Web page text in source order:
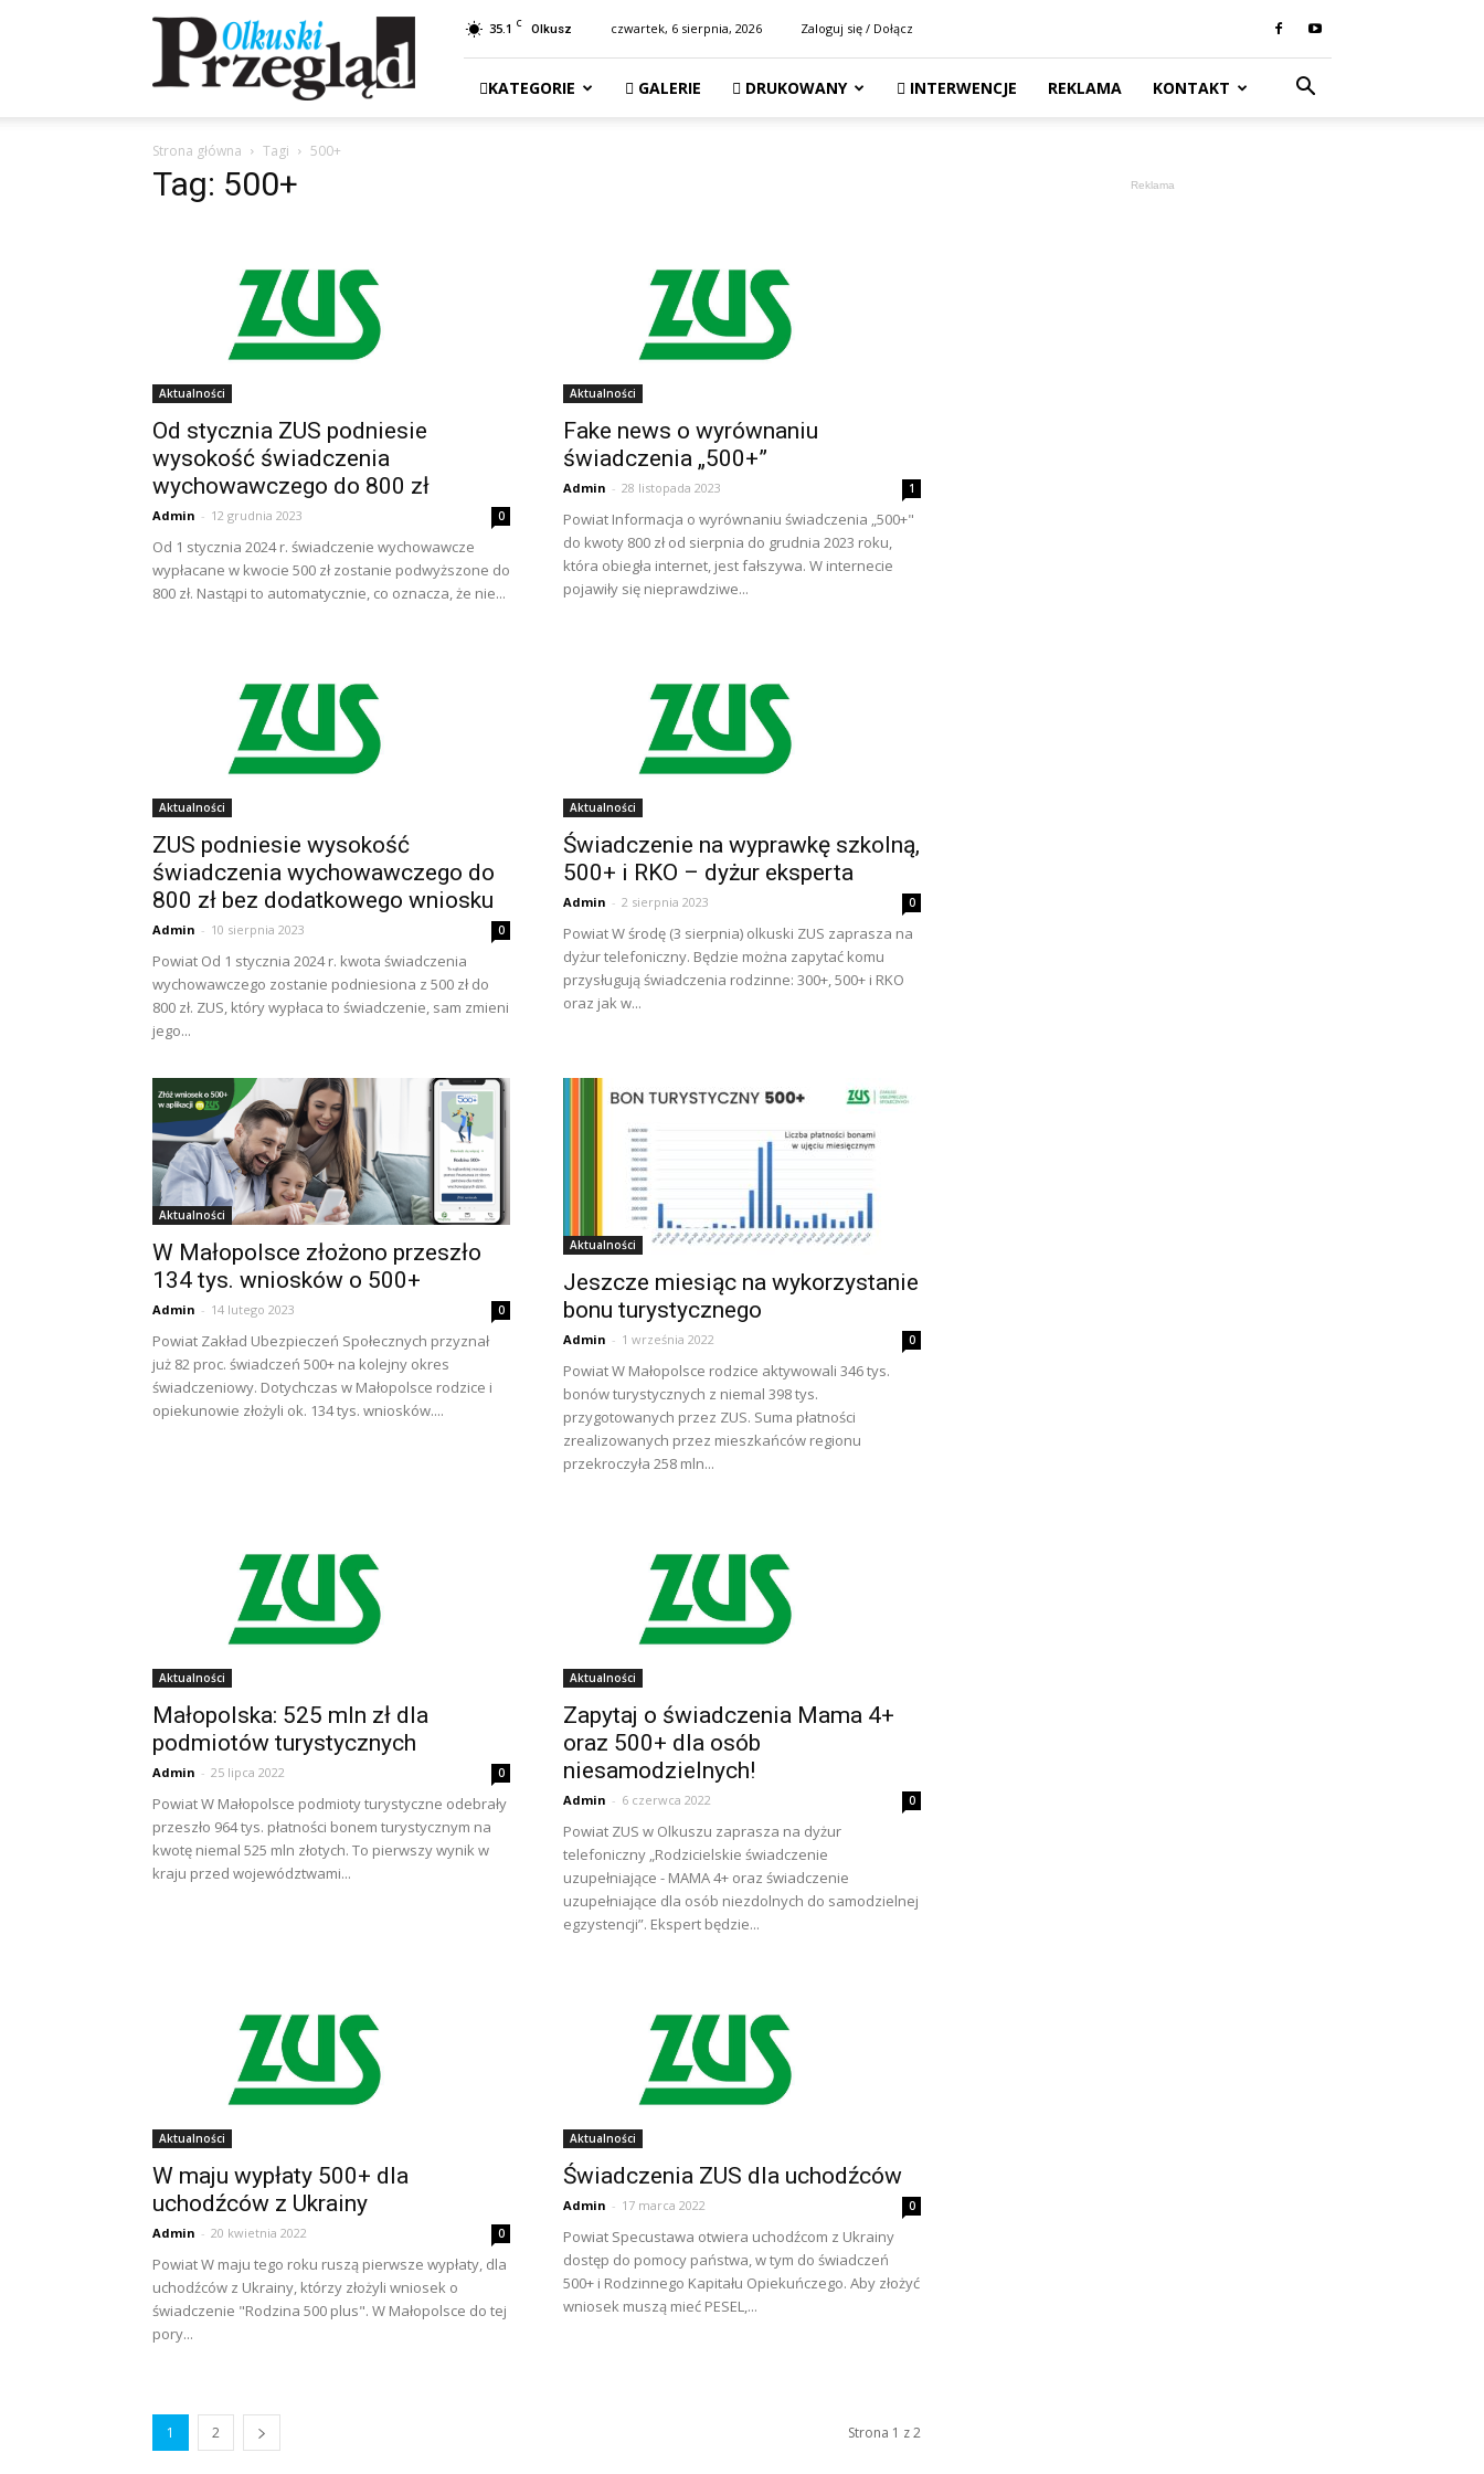
Przegląd
Olkuski
35.1 C Olkusz czwartek, 6 sierpnia, 2026 Zaloguj się / Dołącz
KATEGORIE GALERIE DRUKOWANY INTERWENCJE REKLAMA KONTAKT
Strona główna Tagi 500+
Tag: 500+
Aktualności
Od stycznia ZUS podniesie
wysokość świadczenia
wychowawczego do 800 zł
Admin - 12 grudnia 2023 0
Od 1 stycznia 2024 r. świadczenie wychowawcze
wypłacane w kwocie 500 zł zostanie podwyższone do
800 zł. Nastąpi to automatycznie, co oznacza, że nie...
Aktualności
Fake news o wyrównaniu
świadczenia „500+”
Admin - 28 listopada 2023 1
Powiat Informacja o wyrównaniu świadczenia „500+"
do kwoty 800 zł od sierpnia do grudnia 2023 roku,
która obiegła internet, jest fałszywa. W internecie
pojawiły się nieprawdziwe...
Aktualności
ZUS podniesie wysokość
świadczenia wychowawczego do
800 zł bez dodatkowego wniosku
Admin - 10 sierpnia 2023 0
Powiat Od 1 stycznia 2024 r. kwota świadczenia
wychowawczego zostanie podniesiona z 500 zł do
800 zł. ZUS, który wypłaca to świadczenie, sam zmieni
jego...
Aktualności
Świadczenie na wyprawkę szkolną,
500+ i RKO – dyżur eksperta
Admin - 2 sierpnia 2023 0
Powiat W środę (3 sierpnia) olkuski ZUS zaprasza na
dyżur telefoniczny. Będzie można zapytać komu
przysługują świadczenia rodzinne: 300+, 500+ i RKO
oraz jak w...
Aktualności
W Małopolsce złożono przeszło
134 tys. wniosków o 500+
Admin - 14 lutego 2023 0
Powiat Zakład Ubezpieczeń Społecznych przyznał
już 82 proc. świadczeń 500+ na kolejny okres
świadczeniowy. Dotychczas w Małopolsce rodzice i
opiekunowie złożyli ok. 134 tys. wniosków....
Aktualności
Jeszcze miesiąc na wykorzystanie
bonu turystycznego
Admin - 1 września 2022 0
Powiat W Małopolsce rodzice aktywowali 346 tys.
bonów turystycznych z niemal 398 tys.
przygotowanych przez ZUS. Suma płatności
zrealizowanych przez mieszkańców regionu
przekroczyła 258 mln...
Aktualności
Małopolska: 525 mln zł dla
podmiotów turystycznych
Admin - 25 lipca 2022 0
Powiat W Małopolsce podmioty turystyczne odebrały
przeszło 964 tys. płatności bonem turystycznym na
kwotę niemal 525 mln złotych. To pierwszy wynik w
kraju przed województwami...
Aktualności
Zapytaj o świadczenia Mama 4+
oraz 500+ dla osób
niesamodzielnych!
Admin - 6 czerwca 2022 0
Powiat ZUS w Olkuszu zaprasza na dyżur
telefoniczny „Rodzicielskie świadczenie
uzupełniające - MAMA 4+ oraz świadczenie
uzupełniające dla osób niezdolnych do samodzielnej
egzystencji”. Ekspert będzie...
Aktualności
W maju wypłaty 500+ dla
uchodźców z Ukrainy
Admin - 20 kwietnia 2022 0
Powiat W maju tego roku ruszą pierwsze wypłaty, dla
uchodźców z Ukrainy, którzy złożyli wniosek o
świadczenie "Rodzina 500 plus". W Małopolsce do tej
pory...
Aktualności
Świadczenia ZUS dla uchodźców
Admin - 17 marca 2022 0
Powiat Specustawa otwiera uchodźcom z Ukrainy
dostęp do pomocy państwa, w tym do świadczeń
500+ i Rodzinnego Kapitału Opiekuńczego. Aby złożyć
wniosek muszą mieć PESEL,...
1 2 Strona 1 z 2
Reklama